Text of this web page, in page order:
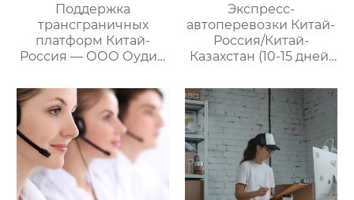
Поддержка
трансграничных
платформ Китай-
Россия — ООО Оудин
международными
цепями поставок
Экспресс-
автоперевозки Китай-
Россия/Китай-
Казахстан (10-15 дней)
управлению
международными
цепями поставок